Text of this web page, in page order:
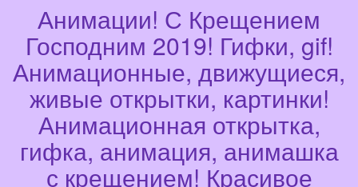
Анимации! С Крещением
Господним 2019! Гифки, gif!
Анимационные, движущиеся,
живые открытки, картинки!
Анимационная открытка,
гифка, анимация, анимашка
с крещением! Красивое